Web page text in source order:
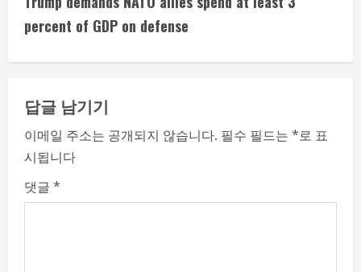
i
n
u
e
R
e
percent of GDP on defense
답글 남기기
이메일 주소는 공개되지 않습니다. 필수 필드는 *로 표
시됩니다
댓글 *